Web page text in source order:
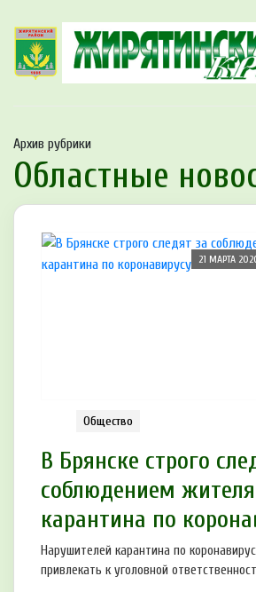
Архив рубрики
Областные
21 МАРТА
Общество
В Брянске строго
соблюдением
карантина по
Нарушителей карантина по
привлекать к уголовной